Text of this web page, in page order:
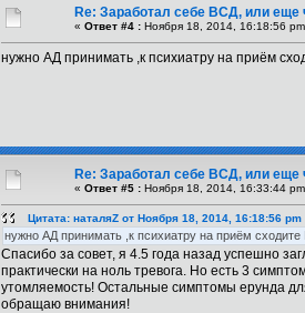
Re: Заработал себе ВСД, или еще
« Ответ #4 : Ноября 18, 2014, 16:18:56
нужно АД принимать ,к психиатру на приём
Re: Заработал себе ВСД, или еще
« Ответ #5 : Ноября 18, 2014, 16:33:44
Цитата: наталяZ от Ноября 18, 2014, 16:18:56 pm
нужно АД принимать ,к психиатру на приём
Спасибо за совет, я 4.5 года назад успешно
практически на ноль тревога. Но есть 3
утомляемость! Остальные симптомы ерунда
обращаю внимания!